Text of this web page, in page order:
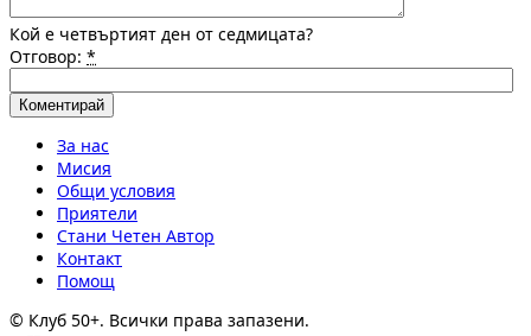
Кой е четвъртият ден от седмицата?
Отговор: *
За нас
Мисия
Общи условия
Приятели
Стани Четен Автор
Контакт
Помощ
© Клуб 50+. Всички права запазени.